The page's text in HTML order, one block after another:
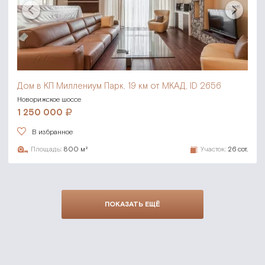
Дом в КП Миллениум Парк, 19 км от МКАД, ID 2656
Новорижское шоссе
1 250 000
В избранное
Площадь: 800 м² Участок: 26 сот.
ПОКАЗАТЬ ЕЩЁ